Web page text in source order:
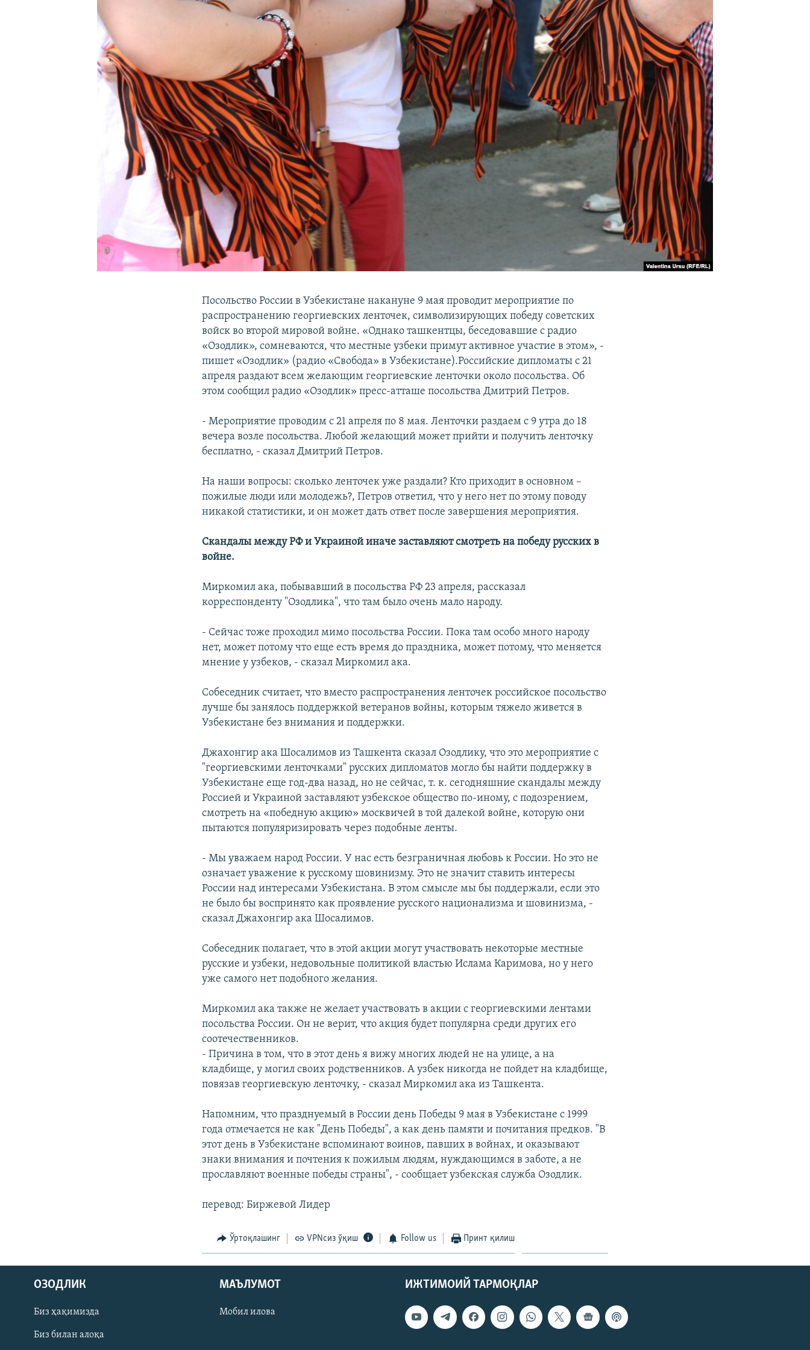
Посольство России в Узбекистане накануне 9 мая проводит мероприятие по
распространению георгиевских ленточек, символизирующих победу советских
войск во второй мировой войне. «Однако ташкентцы, беседовавшие с радио
«Озодлик», сомневаются, что местные узбеки примут активное участие в этом», -
пишет «Озодлик» (радио «Свобода» в Узбекистане).Российские дипломаты с 21
апреля раздают всем желающим георгиевские ленточки около посольства. Об
этом сообщил радио «Озодлик» пресс-атташе посольства Дмитрий Петров.
- Мероприятие проводим с 21 апреля по 8 мая. Ленточки раздаем с 9 утра до 18
вечера возле посольства. Любой желающий может прийти и получить ленточку
бесплатно, - сказал Дмитрий Петров.
На наши вопросы: сколько ленточек уже раздали? Кто приходит в основном –
пожилые люди или молодежь?, Петров ответил, что у него нет по этому поводу
никакой статистики, и он может дать ответ после завершения мероприятия.
Скандалы между РФ и Украиной иначе заставляют смотреть на победу русских в
войне.
Миркомил ака, побывавший в посольства РФ 23 апреля, рассказал
корреспонденту "Озодлика", что там было очень мало народу.
- Сейчас тоже проходил мимо посольства России. Пока там особо много народу
нет, может потому что еще есть время до праздника, может потому, что меняется
мнение у узбеков, - сказал Миркомил ака.
Собеседник считает, что вместо распространения ленточек российское посольство
лучше бы занялось поддержкой ветеранов войны, которым тяжело живется в
Узбекистане без внимания и поддержки.
Джахонгир ака Шосалимов из Ташкента сказал Озодлику, что это мероприятие с
"георгиевскими ленточками" русских дипломатов могло бы найти поддержку в
Узбекистане еще год-два назад, но не сейчас, т. к. сегодняшние скандалы между
Россией и Украиной заставляют узбекское общество по-иному, с подозрением,
смотреть на «победную акцию» москвичей в той далекой войне, которую они
пытаются популяризировать через подобные ленты.
- Мы уважаем народ России. У нас есть безграничная любовь к России. Но это не
означает уважение к русскому шовинизму. Это не значит ставить интересы
России над интересами Узбекистана. В этом смысле мы бы поддержали, если это
не было бы воспринято как проявление русского национализма и шовинизма, -
сказал Джахонгир ака Шосалимов.
Собеседник полагает, что в этой акции могут участвовать некоторые местные
русские и узбеки, недовольные политикой властью Ислама Каримова, но у него
уже самого нет подобного желания.
Миркомил ака также не желает участвовать в акции с георгиевскими лентами
посольства России. Он не верит, что акция будет популярна среди других его
соотечественников.
- Причина в том, что в этот день я вижу многих людей не на улице, а на
кладбище, у могил своих родственников. А узбек никогда не пойдет на кладбище,
повязав георгиевскую ленточку, - сказал Миркомил ака из Ташкента.
Напомним, что празднуемый в России день Победы 9 мая в Узбекистане с 1999
года отмечается не как "День Победы", а как день памяти и почитания предков. "В
этот день в Узбекистане вспоминают воинов, павших в войнах, и оказывают
знаки внимания и почтения к пожилым людям, нуждающимся в заботе, а не
прославляют военные победы страны", - сообщает узбекская служба Озодлик.
перевод: Биржевой Лидер
Ўртоқлашинг VPNсиз ўқиш Follow us Принт қилиш
ИЖТИМОИЙ ТАРМОҚЛАР
ОЗОДЛИК
Биз ҳақимизда
Биз билан алоқа
МАЪЛУМОТ
Мобил илова